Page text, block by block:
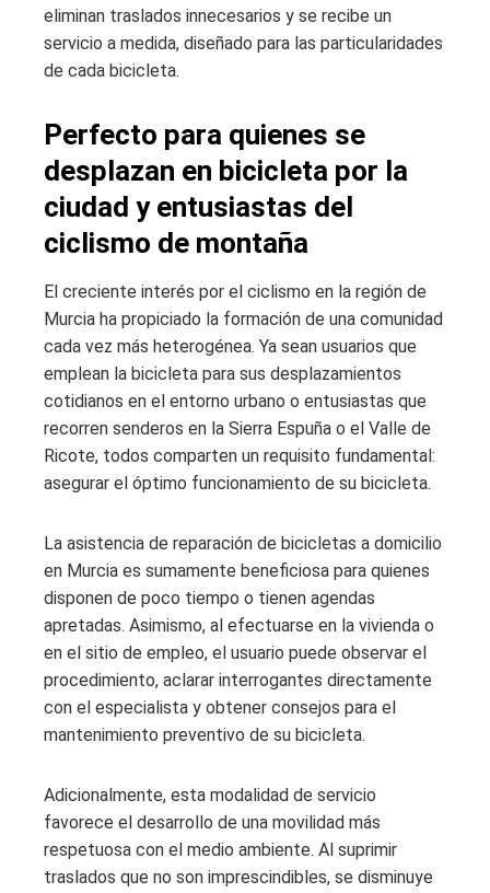
eliminan traslados innecesarios y se recibe un
servicio a medida, diseñado para las particularidades
de cada bicicleta.
Perfecto para quienes se
desplazan en bicicleta por la
ciudad y entusiastas del
ciclismo de montaña
El creciente interés por el ciclismo en la región de
Murcia ha propiciado la formación de una comunidad
cada vez más heterogénea. Ya sean usuarios que
emplean la bicicleta para sus desplazamientos
cotidianos en el entorno urbano o entusiastas que
recorren senderos en la Sierra Espuña o el Valle de
Ricote, todos comparten un requisito fundamental:
asegurar el óptimo funcionamiento de su bicicleta.
La asistencia de reparación de bicicletas a domicilio
en Murcia es sumamente beneficiosa para quienes
disponen de poco tiempo o tienen agendas
apretadas. Asimismo, al efectuarse en la vivienda o
en el sitio de empleo, el usuario puede observar el
procedimiento, aclarar interrogantes directamente
con el especialista y obtener consejos para el
mantenimiento preventivo de su bicicleta.
Adicionalmente, esta modalidad de servicio
favorece el desarrollo de una movilidad más
respetuosa con el medio ambiente. Al suprimir
traslados que no son imprescindibles, se disminuye